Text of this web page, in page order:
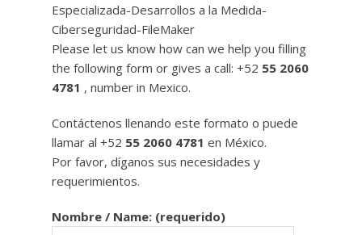
Especializada-Desarrollos a la Medida-
Ciberseguridad-FileMaker
Please let us know how can we help you filling
the following form or gives a call: +52 55 2060
4781 , number in Mexico.
Contáctenos llenando este formato o puede
llamar al +52 55 2060 4781 en México.
Por favor, díganos sus necesidades y
requerimientos.
Nombre / Name: (requerido)